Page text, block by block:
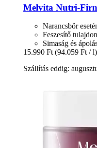
Melvita Nutri-​
Narancsbőr
Feszesítő
Simaság és
15.990 Ft (94.059 Ft / l)
Szállítás eddig: